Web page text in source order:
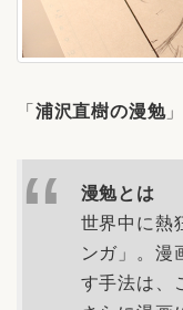
「 浦沢直樹の漫勉
漫勉とは
世界中に熱
ンガ」。漫
す手法は、